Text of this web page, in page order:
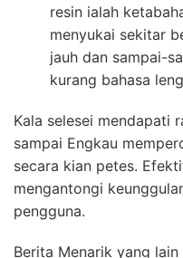
resin ialah
menyukai sekitar
jauh dan sampai-
kurang bahasa
Kala selesei mendapati
sampai Engkau
secara kian petes.
mengantongi
pengguna.
Berita Menarik yang